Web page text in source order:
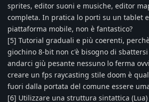
sprites, editor suoni e musiche, editor
completa. In pratica lo porti su un tablet
piattaforma mobile, non è fantastico?
[5] Tutorial graduali e più coerenti,
giochino 8-bit non c'è bisogno di
andarci giù pesante nessuno lo ferma
creare un fps raycasting stile doom è
fuori dalla portata del comune essere
[6] Utilizzare una struttura sintattica (Lua)